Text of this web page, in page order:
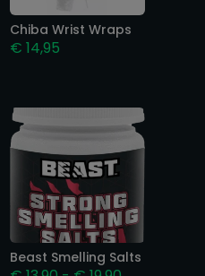
€ 150,00
Chiba Wrist Wraps
€ 14,95
Beast Smelling Salts